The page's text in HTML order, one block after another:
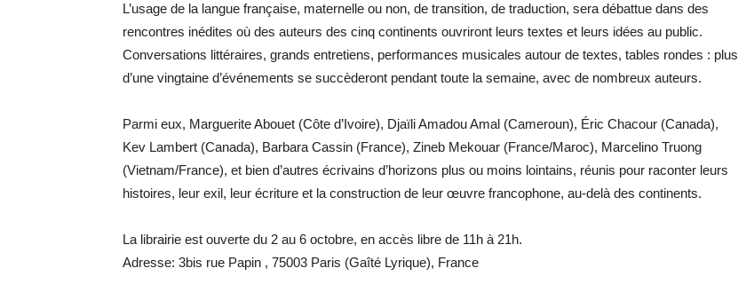
L’usage de la langue française, maternelle ou non, de transition, de traduction, sera débattue dans des
rencontres inédites où des auteurs des cinq continents ouvriront leurs textes et leurs idées au public.
Conversations littéraires, grands entretiens, performances musicales autour de textes, tables rondes : plus
d’une vingtaine d’événements se succèderont pendant toute la semaine, avec de nombreux auteurs.
Parmi eux, Marguerite Abouet (Côte d’Ivoire), Djaïli Amadou Amal (Cameroun), Éric Chacour (Canada),
Kev Lambert (Canada), Barbara Cassin (France), Zineb Mekouar (France/Maroc), Marcelino Truong
(Vietnam/France), et bien d’autres écrivains d’horizons plus ou moins lointains, réunis pour raconter leurs
histoires, leur exil, leur écriture et la construction de leur œuvre francophone, au-delà des continents.
La librairie est ouverte du 2 au 6 octobre, en accès libre de 11h à 21h.
Adresse: ​​3bis rue Papin​ , 75003 Paris (Gaîté Lyrique), France